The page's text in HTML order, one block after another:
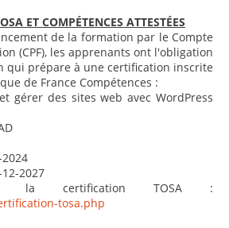
ET COMPÉTENCES ATTESTÉES
de la formation par le Compte
(CPF), les apprenants ont l'obligation
qui prépare à une certification inscrite
de France Compétences :
gérer des sites web avec WordPress
12-2027
la certification TOSA :
tosa.php